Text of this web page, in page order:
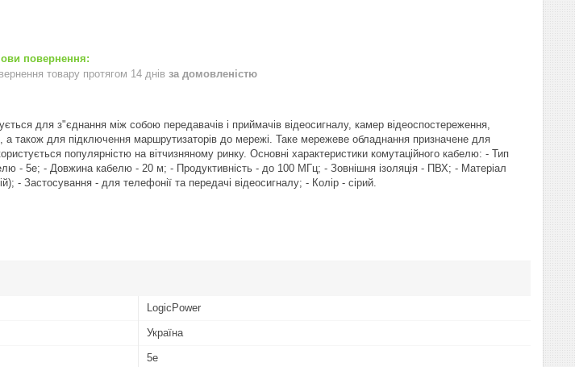
товару протягом 14 днів за домовленістю
для з"єднання між собою передавачів і приймачів відеосигналу, камер відеоспостереження,
а також для підключення маршрутизаторів до мережі. Таке мережеве обладнання призначене для
популярністю на вітчизняному ринку. Основні характеристики комутаційного кабелю: - Тип
- 5е; - Довжина кабелю - 20 м; - Продуктивність - до 100 МГц; - Зовнішня ізоляція - ПВХ; - Матеріал
- Застосування - для телефонії та передачі відеосигналу; - Колір - сірий.
LogicPower
Україна
5e